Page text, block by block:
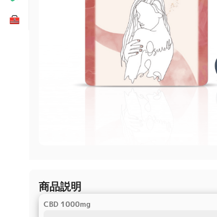
商品説明
CBD 1000mg